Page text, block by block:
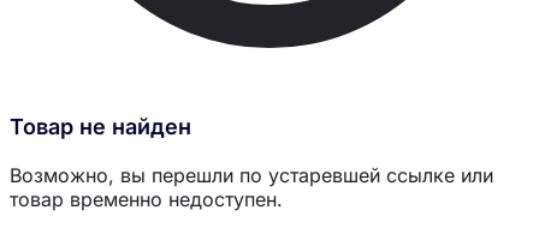
Товар не найден
Возможно, вы перешли по устаревшей ссылке или
товар временно недоступен.